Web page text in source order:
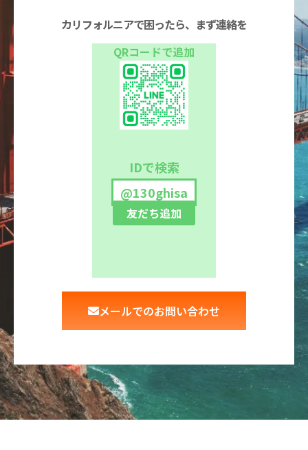
カリフォルニアで困ったら、まず連絡を
QRコードで追加
IDで検索
@130ghisa
友だち追加
メールでのお問い合わせ